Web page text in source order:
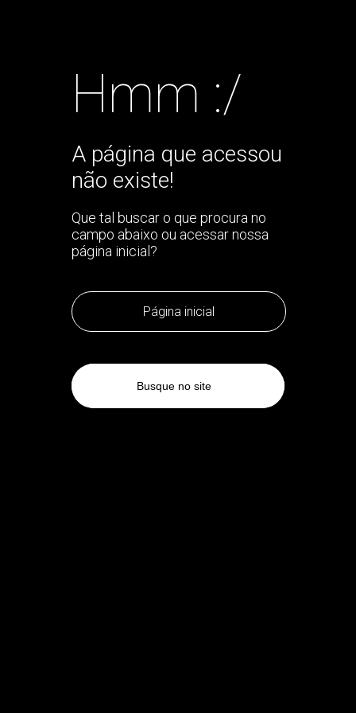
Hmm :/
A página que acessou
não existe!
Que tal buscar o que procura no
campo abaixo ou acessar nossa
página inicial?
Página inicial